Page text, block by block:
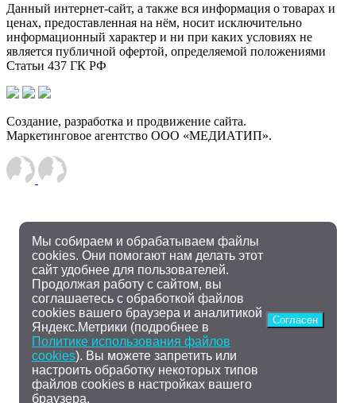
Данный интернет-сайт, а также вся информация о товарах и
ценах, предоставленная на нём, носит исключительно
информационный характер и ни при каких условиях не
является публичной офертой, определяемой положениями
Статьи 437 ГК РФ
Создание, разработка и продвижение сайта.
Маркетинговое агентство ООО «МЕДИАТИП».
Мы собираем и обрабатываем файлы
cookies. Они помогают нам делать этот
сайт удобнее для пользователей.
Продолжая работу с сайтом, вы
соглашаетесь с обработкой файлов
cookies вашего браузера и аналитикой
Яндекс.Метрики (подробнее в
Политике использования файлов
cookies). Вы можете запретить или
настроить обработку некоторых типов
файлов cookies в настройках вашего
браузера.
Согласен